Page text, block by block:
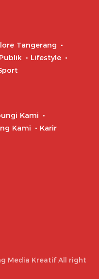
Tangerang
Lifestyle
Kami
Kami Karir
Media Kreatif All right